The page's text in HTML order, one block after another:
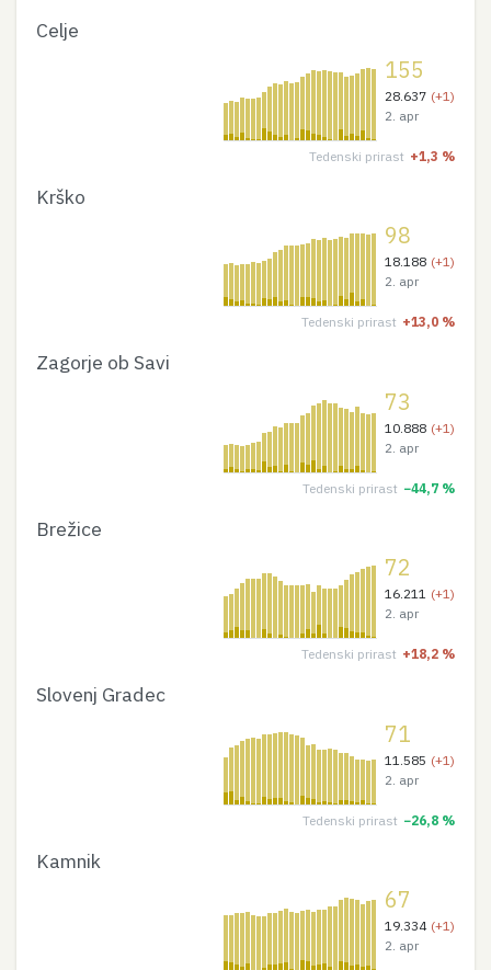
Celje
155
28.637 (+1)
2. apr
Tedenski prirast +1,3 %
Krško
98
18.188 (+1)
2. apr
Tedenski prirast +13,0 %
Zagorje ob Savi
73
10.888 (+1)
2. apr
Tedenski prirast −44,7 %
Brežice
72
16.211 (+1)
2. apr
Tedenski prirast +18,2 %
Slovenj Gradec
71
11.585 (+1)
2. apr
Tedenski prirast −26,8 %
Kamnik
67
19.334 (+1)
2. apr